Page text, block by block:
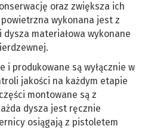
oraz zwiększa ich
wykonana jest z
materiałowa wykonane
i produkowane są wyłącznie w
jakości na każdym etapie
montowane są z
dysza jest ręcznie
osiągają z pistoletem